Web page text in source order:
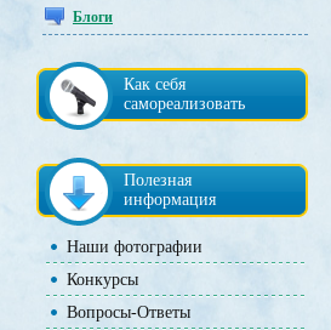
Блоги
Как себя
самореализовать
Полезная
информация
Наши фотографии
Конкурсы
Вопросы-Ответы